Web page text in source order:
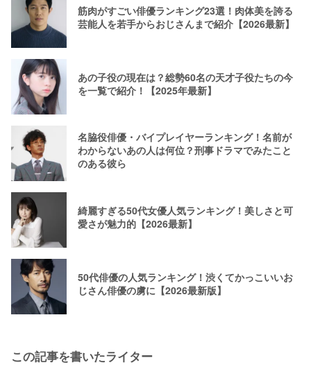
筋肉がすごい俳優ランキング23選！肉体美を誇る
芸能人を若手からおじさんまで紹介【2026最新】
あの子役の現在は？総勢60名の天才子役たちの今
を一覧で紹介！【2025年最新】
名脇役俳優・バイプレイヤーランキング！名前が
わからないあの人は何位？刑事ドラマでみたこと
のある彼ら
綺麗すぎる50代女優人気ランキング！美しさと可
愛さが魅力的【2026最新】
50代俳優の人気ランキング！渋くてかっこいいお
じさん俳優の虜に【2026最新版】
この記事を書いたライター